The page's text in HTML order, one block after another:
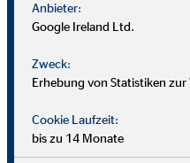
Anbieter:
Google Ireland Ltd.
Zweck:
Erhebung von Statistiken
Cookie Laufzeit:
bis zu 14 Monate